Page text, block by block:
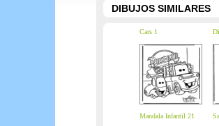
DIBUJOS SIMILARES
Cars 1
Mandala Infantil 21